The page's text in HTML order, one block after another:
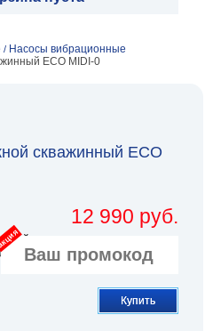
/ Насосы вибрационные
ECO MIDI-0
скважинный ECO
дней.
12 990 руб.
Купить